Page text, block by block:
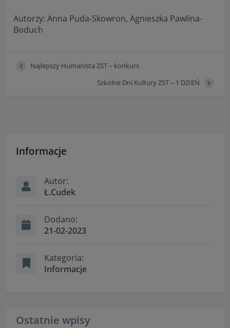
Autorzy: Anna Puda-Skowron, Agnieszka Pawlina-
Boduch
Najlepszy Humanista ZST – konkurs
Szkolne Dni Kultury ZST – 1 DZIEŃ
Informacje
Autor:
Ł.Cudek
Dodano:
21-02-2023
Kategoria:
Informacje
Ostatnie wpisy